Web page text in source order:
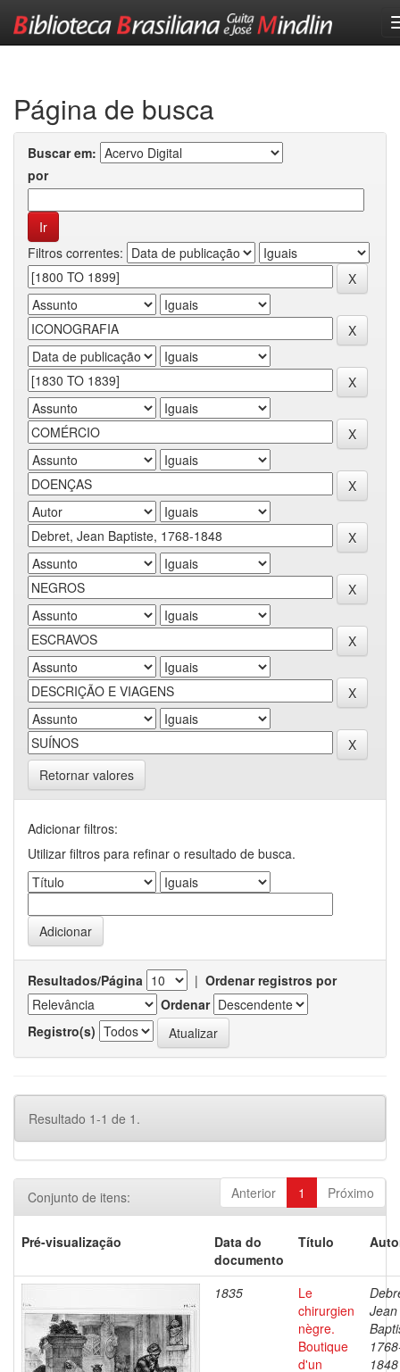
Página de busca
Buscar em:
por
Filtros correntes:
Retornar valores
Adicionar filtros:
Utilizar filtros para refinar o resultado de busca.
Resultados/Página | Ordenar registros por
Ordenar
Registro(s)
Resultado 1-1 de 1.
Anterior 1 Próximo
Conjunto de itens:
Pré-visualização
Data do
documento
Título
1835
Le
chirurgien
nègre.
Boutique
d'un
Jean
1848